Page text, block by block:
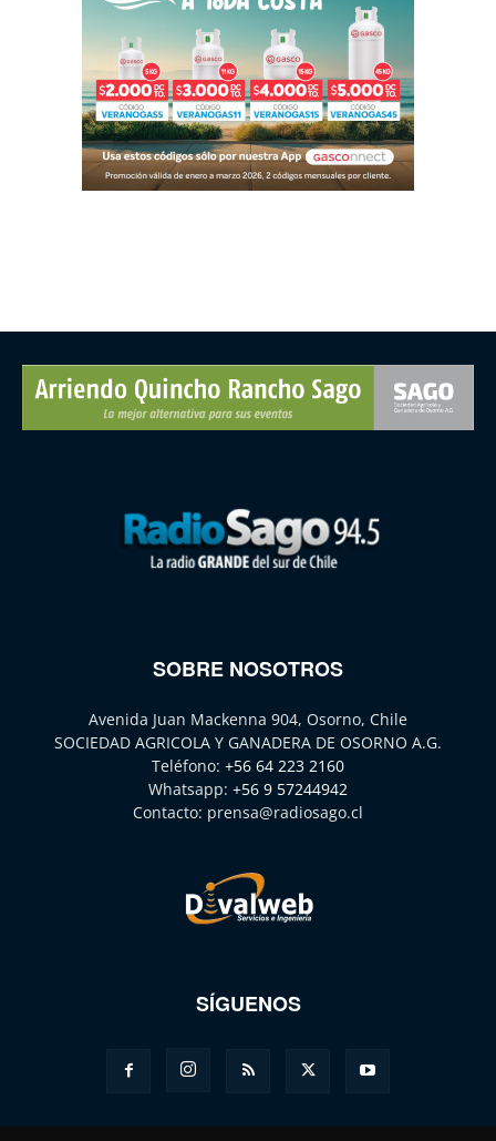
SOBRE NOSOTROS
Avenida Juan Mackenna 904, Osorno, Chile
SOCIEDAD AGRICOLA Y GANADERA DE OSORNO A.G.
Teléfono: +56 64 223 2160
Whatsapp: +56 9 57244942
Contacto: prensa@radiosago.cl
SÍGUENOS